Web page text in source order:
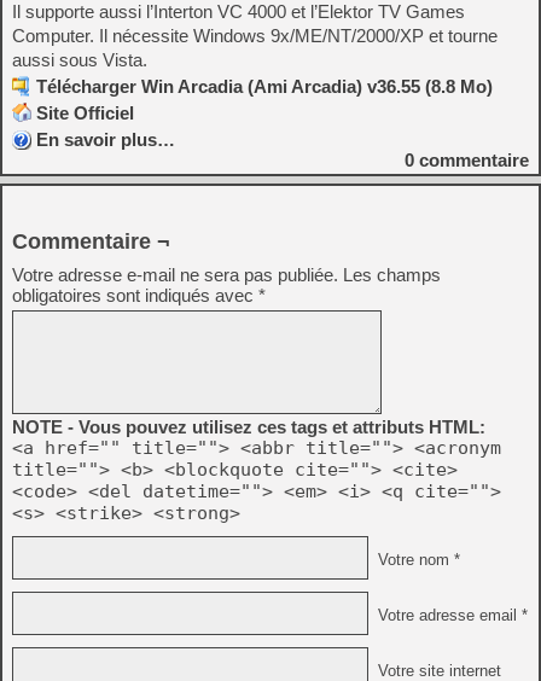
Il supporte aussi l’Interton VC 4000 et l’Elektor TV Games
Computer. Il nécessite Windows 9x/ME/NT/2000/XP et tourne
aussi sous Vista.
Télécharger Win Arcadia (Ami Arcadia) v36.55 (8.8 Mo)
Site Officiel
En savoir plus…
0 commentaire
Commentaire ¬
Votre adresse e-mail ne sera pas publiée. Les champs
obligatoires sont indiqués avec *
NOTE - Vous pouvez utilisez ces tags et attributs HTML:
<a href="" title=""> <abbr title=""> <acronym
title=""> <b> <blockquote cite=""> <cite>
<code> <del datetime=""> <em> <i> <q cite="">
<s> <strike> <strong>
Votre nom *
Votre adresse email *
Votre site internet